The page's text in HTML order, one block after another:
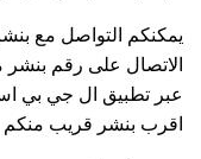
يمكنكم التواصل مع
الاتصال على رقم
عبر تطبيق ال جي بي
اقرب بنشر قريب منكم